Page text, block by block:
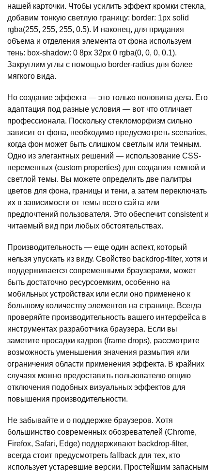
нашей карточки. Чтобы усилить эффект кромки стекла,
добавим тонкую светлую границу: border: 1px solid
rgba(255, 255, 255, 0.5). И наконец, для придания
объема и отделения элемента от фона используем
тень: box-shadow: 0 8px 32px 0 rgba(0, 0, 0, 0.1).
Закруглим углы с помощью border-radius для более
мягкого вида.
Но создание эффекта — это только половина дела. Его
адаптация под разные условия — вот что отличает
профессионала. Поскольку стекломорфизм сильно
зависит от фона, необходимо предусмотреть scenarios,
когда фон может быть слишком светлым или темным.
Одно из элегантных решений — использование CSS-
переменных (custom properties) для создания темной и
светлой темы. Вы можете определить две палитры
цветов для фона, границы и тени, а затем переключать
их в зависимости от темы всего сайта или
предпочтений пользователя. Это обеспечит consistent и
читаемый вид при любых обстоятельствах.
Производительность — еще один аспект, который
нельзя упускать из виду. Свойство backdrop-filter, хотя и
поддерживается современными браузерами, может
быть достаточно ресурсоемким, особенно на
мобильных устройствах или если оно применено к
большому количеству элементов на странице. Всегда
проверяйте производительность вашего интерфейса в
инструментах разработчика браузера. Если вы
заметите просадки кадров (frame drops), рассмотрите
возможность уменьшения значения размытия или
ограничения области применения эффекта. В крайних
случаях можно предоставить пользователю опцию
отключения подобных визуальных эффектов для
повышения производительности.
Не забывайте и о поддержке браузеров. Хотя
большинство современных обозревателей (Chrome,
Firefox, Safari, Edge) поддерживают backdrop-filter,
всегда стоит предусмотреть fallback для тех, кто
использует устаревшие версии. Простейшим запасным